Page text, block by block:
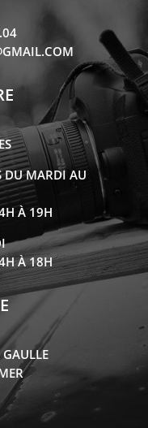
DU MARDI AU
À 19H
À 18H
GAULLE